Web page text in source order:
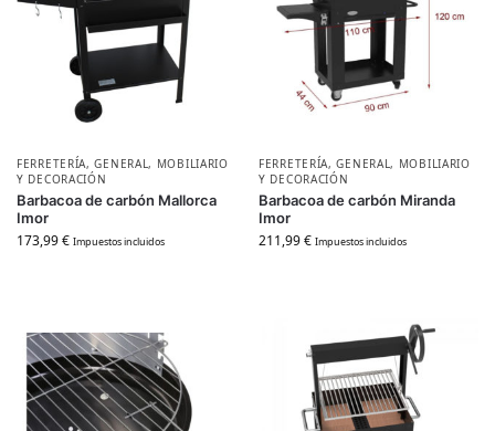
FERRETERÍA,GENERAL, MOBILIARIO
Y DECORACIÓN
Barbacoa de carbón Mallorca
Imor
173,99€ Impuestos incluidos
FERRETERÍA,GENERAL, MOBILIARIO
Y DECORACIÓN
Barbacoa de carbón Miranda
Imor
211,99€ Impuestos incluidos